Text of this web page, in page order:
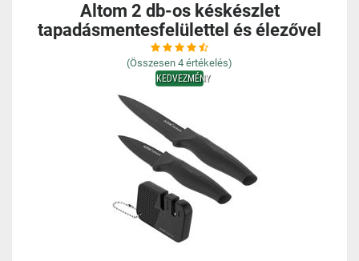
Altom 2 db-os késkészlet
tapadásmentesfelülettel és élezővel
(Összesen 4 értékelés)
KEDVEZMÉNY